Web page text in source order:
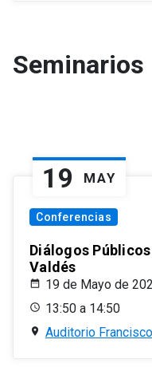
Seminarios
19 MAY
Conferencias
Diálogos Públicos
Valdés
19 de Mayo de
13:50 a 14:50
Auditorio